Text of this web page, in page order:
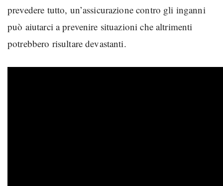
prevedere tutto, un’assicurazione contro gli inganni
può aiutarci a prevenire situazioni che altrimenti
potrebbero risultare devastanti.